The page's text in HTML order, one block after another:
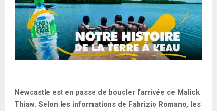
Newcastle est en passe de boucler l’arrivée de Malick
Thiaw. Selon les informations de Fabrizio Romano, les